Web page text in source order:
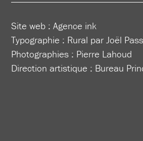
Site web :Agence ink
Typographie : Rural par Joël
Photographies : Pierre Lahoud
Direction artistique : Bureau